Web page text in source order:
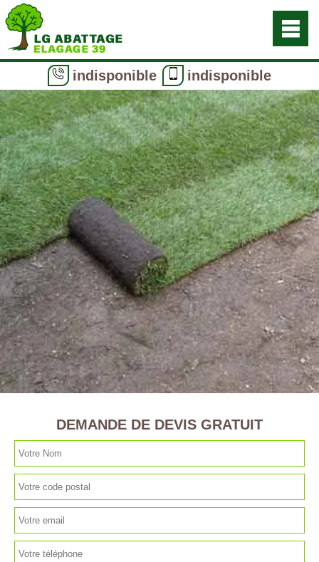
indisponible indisponible
DEMANDE DE DEVIS GRATUIT